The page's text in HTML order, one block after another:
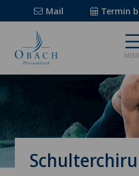
Mail Termin